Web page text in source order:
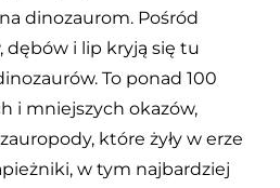
dinozaurom. Pośród
i lip kryją się tu
To ponad 100
i mniejszych okazów,
które żyły w erze
w tym najbardziej